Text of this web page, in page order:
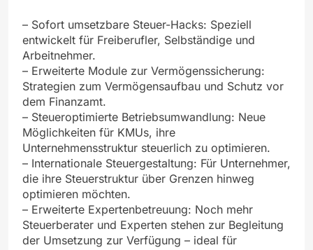
– Sofort umsetzbare Steuer-Hacks: Speziell
entwickelt für Freiberufler, Selbständige und
Arbeitnehmer.
– Erweiterte Module zur Vermögenssicherung:
Strategien zum Vermögensaufbau und Schutz vor
dem Finanzamt.
– Steueroptimierte Betriebsumwandlung: Neue
Möglichkeiten für KMUs, ihre
Unternehmensstruktur steuerlich zu optimieren.
– Internationale Steuergestaltung: Für Unternehmer,
die ihre Steuerstruktur über Grenzen hinweg
optimieren möchten.
– Erweiterte Expertenbetreuung: Noch mehr
Steuerberater und Experten stehen zur Begleitung
der Umsetzung zur Verfügung – ideal für